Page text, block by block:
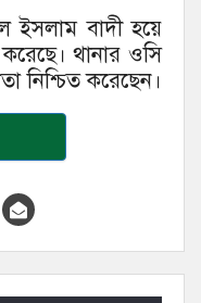
ইসলাম বাদী হয়ে
থানার ওসি
নিশ্চিত করেছেন।